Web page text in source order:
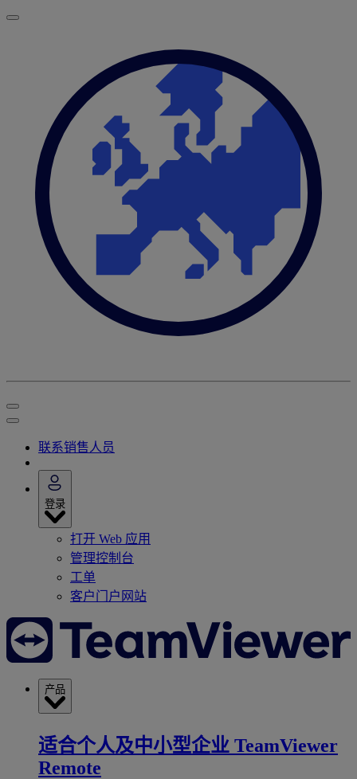
联系销售人员
登录
打开 Web 应用
管理控制台
工单
客户门户网站
产品
适合个人及中小型企业 TeamViewer
Remote